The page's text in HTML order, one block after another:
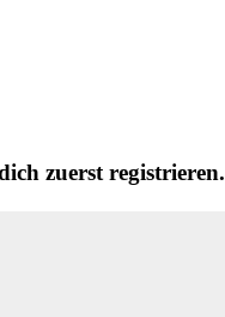
zuerst registrieren.